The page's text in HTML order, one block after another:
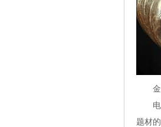
金牌
电影
题材